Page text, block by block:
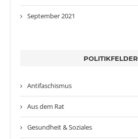
September 2021
POLITIKFELDER
Antifaschismus
Aus dem Rat
Gesundheit & Soziales